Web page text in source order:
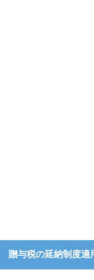
贈与税の延納制度適